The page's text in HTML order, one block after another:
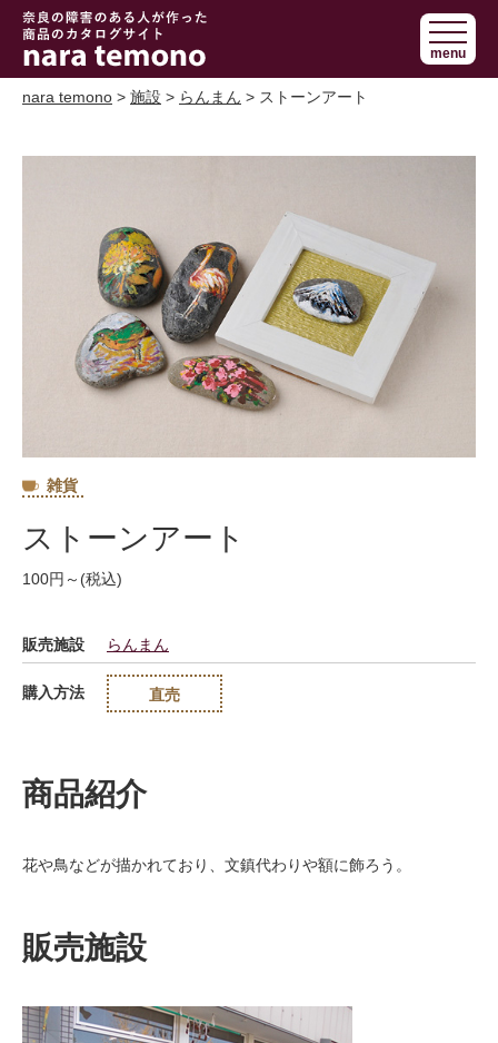
奈良で障害の
ある人の手作
り商品 nara
menu
nara temono > 施設 > らんまん > ストーンアート
雑貨
ストーンアート
100円～(税込)
販売施設 らんまん
購入方法 直売
商品紹介
花や鳥などが描かれており、文鎮代わりや額に飾ろう。
販売施設